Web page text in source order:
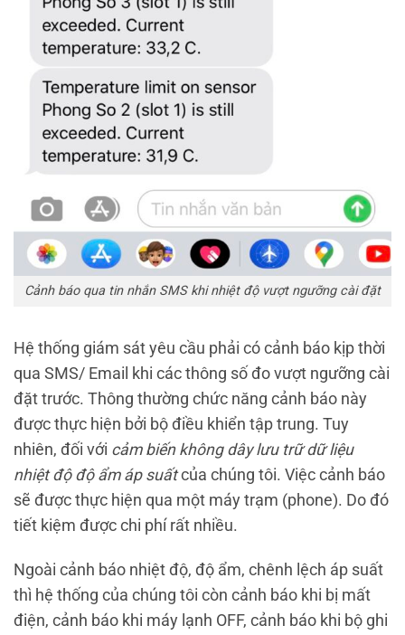
Cảnh báo qua tin nhắn SMS khi nhiệt độ vượt ngưỡng cài đặt
Hệ thống giám sát yêu cầu phải có cảnh báo kịp thời
qua SMS/ Email khi các thông số đo vượt ngưỡng cài
đặt trước. Thông thường chức năng cảnh báo này
được thực hiện bởi bộ điều khiển tập trung. Tuy
nhiên, đối với cảm biến không dây lưu trữ dữ liệu
nhiệt độ độ ẩm áp suất của chúng tôi. Việc cảnh báo
sẽ được thực hiện qua một máy trạm (phone). Do đó
tiết kiệm được chi phí rất nhiều.
Ngoài cảnh báo nhiệt độ, độ ẩm, chênh lệch áp suất
thì hệ thống của chúng tôi còn cảnh báo khi bị mất
điện, cảnh báo khi máy lạnh OFF, cảnh báo khi bộ ghi